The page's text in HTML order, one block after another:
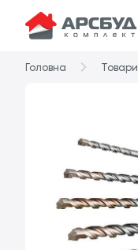
Головна Товари